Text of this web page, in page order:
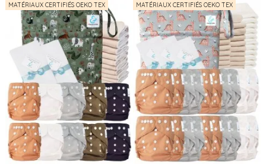
MATÉRIAUX CERTIFIÉS OEKO TEX MATÉRIAUX CERTIFIÉS OEKO TEX